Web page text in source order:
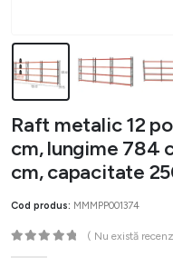
Raft metalic 12
cm, lungime 784
cm, capacitate
Cod produs: MMMPP001374
( Nu există